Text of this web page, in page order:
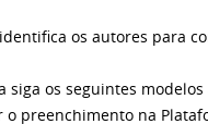
os autores para
os seguintes
preenchimento na